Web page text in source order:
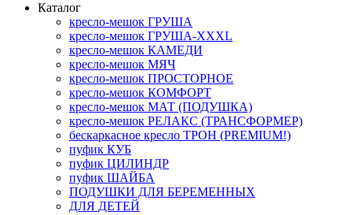
Каталог
кресло-мешок ГРУША
кресло-мешок ГРУША-XXXL
кресло-мешок КАМЕДИ
кресло-мешок МЯЧ
кресло-мешок ПРОСТОРНОЕ
кресло-мешок КОМФОРТ
кресло-мешок МАТ (ПОДУШКА)
кресло-мешок РЕЛАКС (ТРАНСФОРМЕР)
бескаркасное кресло ТРОН (PREMIUM!)
пуфик КУБ
пуфик ЦИЛИНДР
пуфик ШАЙБА
ПОДУШКИ ДЛЯ БЕРЕМЕННЫХ
ДЛЯ ДЕТЕЙ